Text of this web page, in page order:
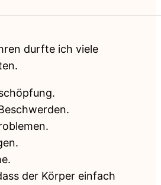
durfte ich viele
der Körper einfach